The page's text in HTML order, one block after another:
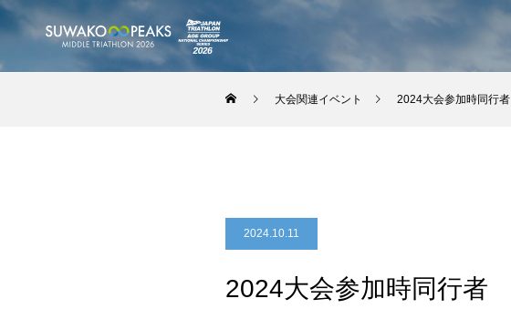
大会関連イベント 2024大会参加時同行者
2024.10.11
2024大会参加時同行者